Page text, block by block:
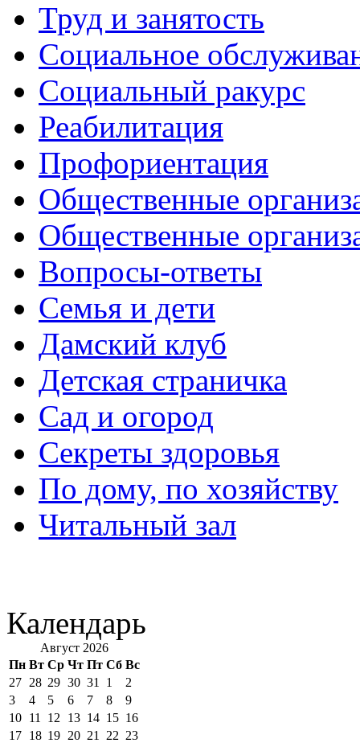
Труд и занятость
Социальное
Социальный ракурс
Реабилитация
Профориентация
Общественные
Общественные
Вопросы-ответы
Семья и дети
Дамский клуб
Детская страничка
Сад и огород
Секреты здоровья
По дому, по хозяйству
Читальный зал
Календарь
Август 2026
Пн Вт Ср Чт Пт Сб Вс
27 28 29 30 31 1
2
3
4 5 6 7 8
9
10 11 12 13 14 15 16
17 18 19 20 21 22 23